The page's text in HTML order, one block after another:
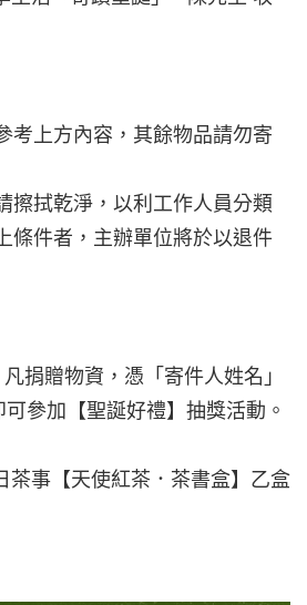
考上方內容，其餘物品請勿寄
擦拭乾淨，以利工作人員分類
條件者，主辦單位將於以退件
凡捐贈物資，憑「寄件人姓名」
參加【聖誕好禮】抽獎活動。
茶事【天使紅茶．茶書盒】乙盒